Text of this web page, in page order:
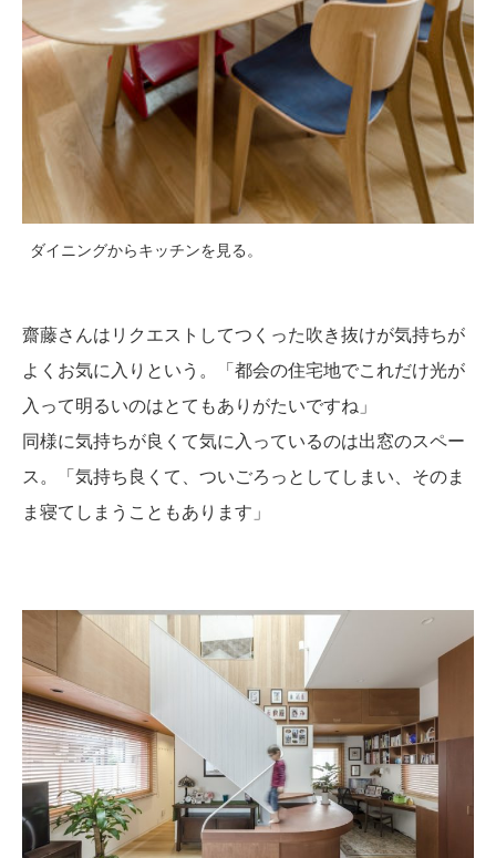
ダイニングからキッチンを見る。
齋藤さんはリクエストしてつくった吹き抜けが気持ちが
よくお気に入りという。「都会の住宅地でこれだけ光が
入って明るいのはとてもありがたいですね」
同様に気持ちが良くて気に入っているのは出窓のスペー
ス。「気持ち良くて、ついごろっとしてしまい、そのま
ま寝てしまうこともあります」